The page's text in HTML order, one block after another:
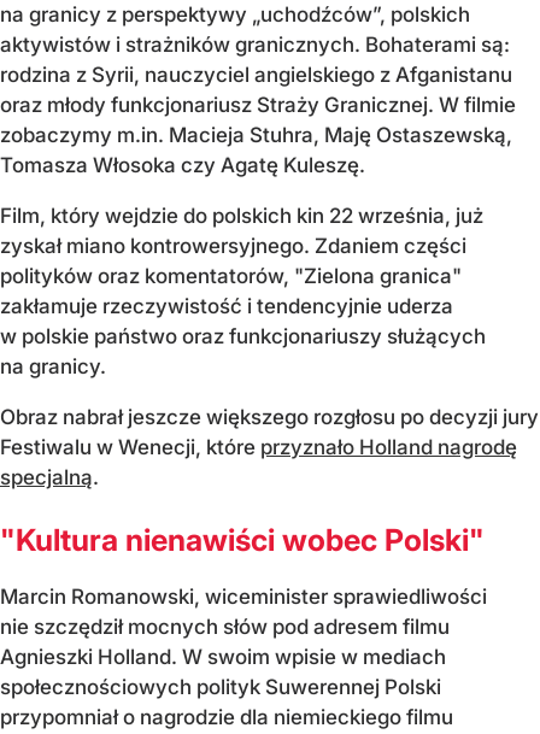
na granicy z perspektywy „uchodźców”, polskich
aktywistów i strażników granicznych. Bohaterami są:
rodzina z Syrii, nauczyciel angielskiego z Afganistanu
oraz młody funkcjonariusz Straży Granicznej. W filmie
zobaczymy m.in. Macieja Stuhra, Maję Ostaszewską,
Tomasza Włosoka czy Agatę Kuleszę.
Film, który wejdzie do polskich kin 22 września, już
zyskał miano kontrowersyjnego. Zdaniem części
polityków oraz komentatorów, "Zielona granica"
zakłamuje rzeczywistość i tendencyjnie uderza
w polskie państwo oraz funkcjonariuszy służących
na granicy.
Obraz nabrał jeszcze większego rozgłosu po decyzji jury
Festiwalu w Wenecji, które przyznało Holland nagrodę
specjalną.
"Kultura nienawiści wobec Polski"
Marcin Romanowski, wiceminister sprawiedliwości
nie szczędził mocnych słów pod adresem filmu
Agnieszki Holland. W swoim wpisie w mediach
społecznościowych polityk Suwerennej Polski
przypomniał o nagrodzie dla niemieckiego filmu